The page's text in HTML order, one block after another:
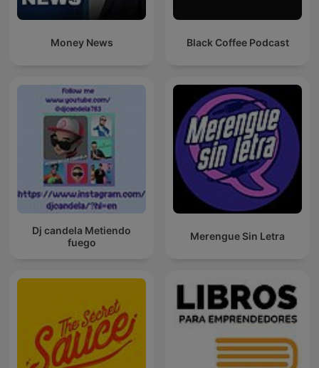
Money News Black Coffee Podcast
Dj candela Metiendo
fuego
Merengue Sin Letra